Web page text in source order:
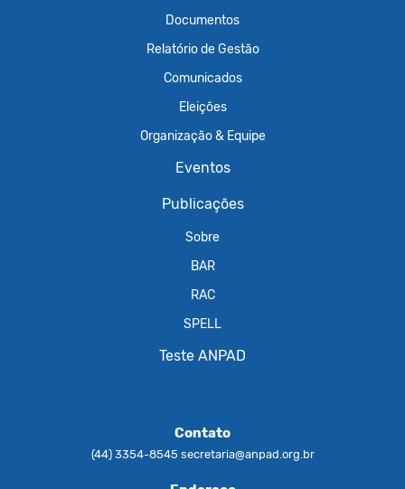
Documentos
Relatório de Gestão
Comunicados
Eleições
Organização & Equipe
Eventos
Publicações
Sobre
BAR
RAC
SPELL
Teste ANPAD
Contato
(44) 3354-8545 secretaria@anpad.org.br